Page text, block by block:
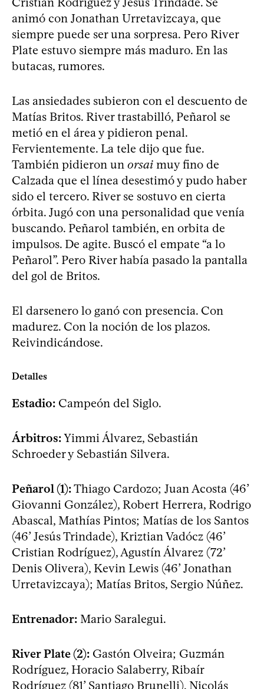
animó con Jonathan Urretavizcaya, que
siempre puede ser una sorpresa. Pero River
Plate estuvo siempre más maduro. En las
butacas, rumores.
Las ansiedades subieron con el descuento de
Matías Britos. River trastabilló, Peñarol se
metió en el área y pidieron penal.
Fervientemente. La tele dijo que fue.
También pidieron un orsai muy fino de
Calzada que el línea desestimó y pudo haber
sido el tercero. River se sostuvo en cierta
órbita. Jugó con una personalidad que venía
buscando. Peñarol también, en orbita de
impulsos. De agite. Buscó el empate “a lo
Peñarol”. Pero River había pasado la pantalla
del gol de Britos.
El darsenero lo ganó con presencia. Con
madurez. Con la noción de los plazos.
Reivindicándose.
Detalles
Estadio: Campeón del Siglo.
Árbitros:Yimmi Álvarez, Sebastián
Schroeder y Sebastián Silvera.
Peñarol (1):Thiago Cardozo; Juan Acosta (46’
Giovanni González), Robert Herrera, Rodrigo
Abascal, Mathías Pintos; Matías de los Santos
(46’ Jesús Trindade), Kriztian Vadócz (46’
Cristian Rodríguez), Agustín Álvarez (72’
Denis Olivera), Kevin Lewis (46’ Jonathan
Urretavizcaya); Matías Britos, Sergio Núñez.
Entrenador: Mario Saralegui.
River Plate (2): Gastón Olveira; Guzmán
Rodríguez, Horacio Salaberry, Ribaír
Rodríguez (81’ Santiago Brunelli), Nicolás